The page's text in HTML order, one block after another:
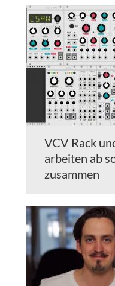
VCV Rack
arbeiten ab
zusammen